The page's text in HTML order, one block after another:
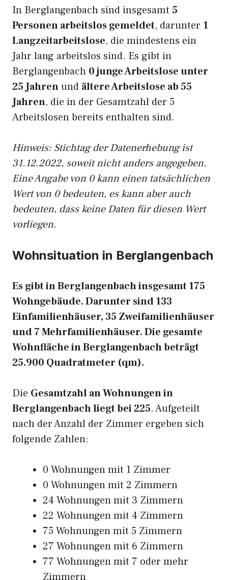
In Berglangenbach sind insgesamt 5
Personen arbeitslos gemeldet, darunter 1
Langzeitarbeitslose, die mindestens ein
Jahr lang arbeitslos sind. Es gibt in
Berglangenbach 0 junge Arbeitslose unter
25 Jahrenund ältere Arbeitslose ab 55
Jahren, die in der Gesamtzahl der 5
Arbeitslosen bereits enthalten sind.
Hinweis: Stichtag der Datenerhebung ist
31.12.2022, soweit nicht anders angegeben.
Eine Angabe von 0 kann einen tatsächlichen
Wert von 0 bedeuten, es kann aber auch
bedeuten, dass keine Daten für diesen Wert
vorliegen.
Wohnsituation in Berglangenbach
Es gibt in Berglangenbach insgesamt 175
Wohngebäude. Darunter sind 133
Einfamilienhäuser, 35 Zweifamilienhäuser
und 7 Mehrfamilienhäuser. Die gesamte
Wohnfläche in Berglangenbach beträgt
25.900 Quadratmeter (qm).
Die Gesamtzahl an Wohnungen in
Berglangenbach liegt bei 225. Aufgeteilt
nach der Anzahl der Zimmer ergeben sich
folgende Zahlen:
0 Wohnungen mit 1 Zimmer
0 Wohnungen mit 2 Zimmern
24 Wohnungen mit 3 Zimmern
22 Wohnungen mit 4 Zimmern
75 Wohnungen mit 5 Zimmern
27 Wohnungen mit 6 Zimmern
77 Wohnungen mit 7 oder mehr
Zimmern